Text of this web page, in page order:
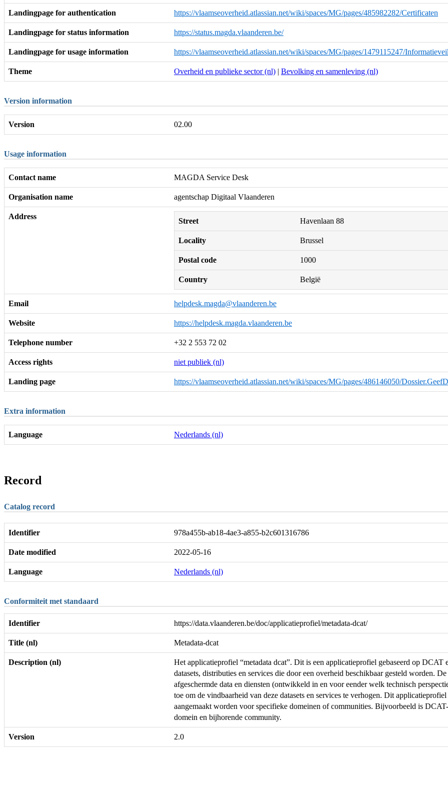
Landingpage for authentication https://vlaamseoverheid.atlassian.net/wiki/spaces/MG/pages/485982282/Certificaten
Landingpage for status information https://status.magda.vlaanderen.be/
Landingpage for usage information https://vlaamseoverheid.atlassian.net/wiki/spaces/MG/pages/1479115247/
Theme Overheid en publieke sector (nl) | Bevolking en samenleving (nl)
Version information
Version 02.00
Usage information
Contact name MAGDA Service Desk
Organisation name agentschap Digitaal Vlaanderen
Address
Street Havenlaan 88
Locality Brussel
Postal code 1000
Country België
Email helpdesk.magda@vlaanderen.be
Website https://helpdesk.magda.vlaanderen.be
Telephone number +32 2 553 72 02
Access rights niet publiek (nl)
Landing page https://vlaamseoverheid.atlassian.net/wiki/spaces/MG/pages/486146050/
Extra information
Language Nederlands (nl)
Record
Catalog record
Identifier 978a455b-ab18-4ae3-a855-b2c601316786
Date modified 2022-05-16
Language Nederlands (nl)
Conformiteit met standaard
Identifier https://data.vlaanderen.be/doc/applicatieprofiel/metadata-dcat/
Title (nl) Metadata-dcat
Description (nl)
Het applicatieprofiel “metadata dcat”. Dit is een applicatieprofiel gebaseerd op
datasets, distributies en services die door een overheid beschikbaar gesteld worden.
afgeschermde data en diensten (ontwikkeld in en voor eender welk technisch
toe om de vindbaarheid van deze datasets en services te verhogen. Dit
aangemaakt worden voor specifieke domeinen of communities. Bijvoorbeeld is
domein en bijhorende community.
Version 2.0